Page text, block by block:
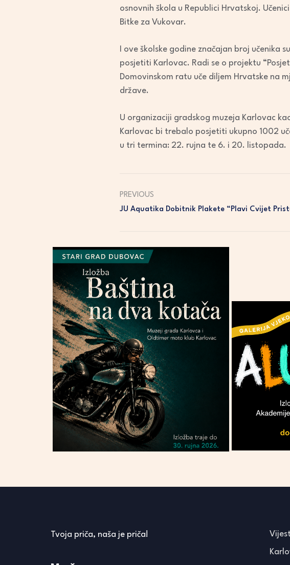
osnovnih škola u Republici Hrvatskoj.
Bitke za Vukovar.
I ove školske godine značajan broj
posjetiti Karlovac. Radi se o projektu
Domovinskom ratu uče diljem Hrvatske na
države.
U organizaciji gradskog muzeja Karlovac
Karlovac bi trebalo posjetiti ukupno 1002
u tri termina: 22. rujna te 6. i 20. listopada.
PREVIOUS
JU Aquatika Dobitnik Plakete “Plavi Cvijet
Tvoja priča, naša je priča!